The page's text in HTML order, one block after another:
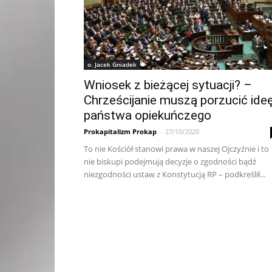
o. Jacek Gniadek
Wniosek z bieżącej sytuacji? –
Chrześcijanie muszą porzucić
państwa opiekuńczego
Prokapitalizm Prokap - 27/10/2020
To nie Kościół stanowi prawa w naszej Ojczyźnie i to
nie biskupi podejmują decyzje o zgodności bądź
niezgodności ustaw z Konstytucją RP – podkreślił...